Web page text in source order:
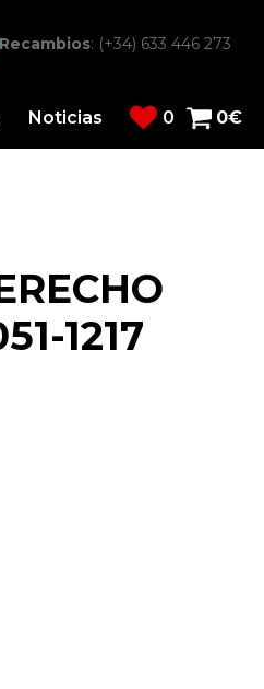
Recambios: (+34) 633 446 273
Noticias 0 0€
1217